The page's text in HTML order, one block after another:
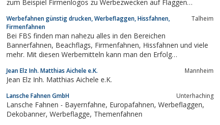
zum Beispiel Firmenlogos zu Werbezwecken auf Flaggen
Qualität auf Metall, Stoff, Kunststoff, Holz geprägt, geätzt,
gegossen, gedruckt,...
Werbefahnen günstig drucken, Werbeflaggen, Hissfahnen,
Firmenfahnen
Talheim
Bei FBS finden man nahezu alles in den Bereichen
Bannerfahnen, Beachflags, Firmenfahnen, Hissfahnen und viele
mehr. Mit diesen Werbemitteln kann man den Erfolg
bestmögliche Unterstützung für die zukünftige Werbemaßnahme
liefern.und auch Hissfahnen sowie...
Jean Elz Inh. Matthias Aichele e.K. Mannheim
Jean Elz Inh. Matthias Aichele e.K.
Lansche Fahnen GmbH Unterhaching
Lansche Fahnen - Bayernfahne, Europafahnen, Werbeflaggen,
Dekobanner, Werbeflagge, Themenfahnen